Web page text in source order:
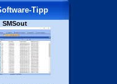
Tipp
SMSout